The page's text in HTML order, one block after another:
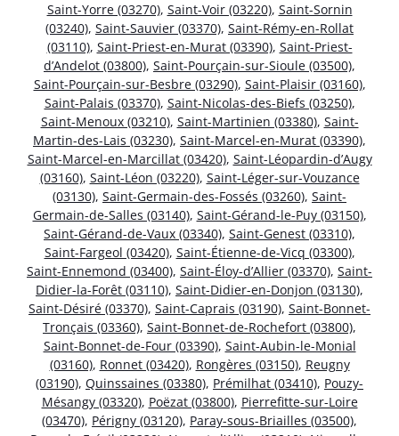
Saint-Yorre (03270), Saint-Voir (03220), Saint-Sornin
(03240), Saint-Sauvier (03370), Saint-Rémy-en-Rollat
(03110), Saint-Priest-en-Murat (03390), Saint-Priest-
d’Andelot (03800), Saint-Pourçain-sur-Sioule (03500),
Saint-Pourçain-sur-Besbre (03290), Saint-Plaisir (03160),
Saint-Palais (03370), Saint-Nicolas-des-Biefs (03250),
Saint-Menoux (03210), Saint-Martinien (03380), Saint-
Martin-des-Lais (03230), Saint-Marcel-en-Murat (03390),
Saint-Marcel-en-Marcillat (03420), Saint-Léopardin-d’Augy
(03160), Saint-Léon (03220), Saint-Léger-sur-Vouzance
(03130), Saint-Germain-des-Fossés (03260), Saint-
Germain-de-Salles (03140), Saint-Gérand-le-Puy (03150),
Saint-Gérand-de-Vaux (03340), Saint-Genest (03310),
Saint-Fargeol (03420), Saint-Étienne-de-Vicq (03300),
Saint-Ennemond (03400), Saint-Éloy-d’Allier (03370), Saint-
Didier-la-Forêt (03110), Saint-Didier-en-Donjon (03130),
Saint-Désiré (03370), Saint-Caprais (03190), Saint-Bonnet-
Tronçais (03360), Saint-Bonnet-de-Rochefort (03800),
Saint-Bonnet-de-Four (03390), Saint-Aubin-le-Monial
(03160), Ronnet (03420), Rongères (03150), Reugny
(03190), Quinssaines (03380), Prémilhat (03410), Pouzy-
Mésangy (03320), Poëzat (03800), Pierrefitte-sur-Loire
(03470), Périgny (03120), Paray-sous-Briailles (03500),